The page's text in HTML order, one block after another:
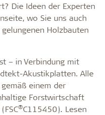
Die Ideen der Experten
wo Sie uns auch
Holzbauten
– in Verbindung mit
Akustikplatten. Alle
einem der
Forstwirtschaft
(FSC®C115450). Lesen